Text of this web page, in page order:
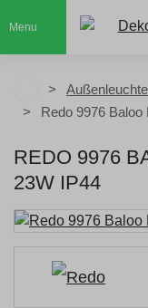
Menu
Redo 9976
REDO 9976
23W IP44